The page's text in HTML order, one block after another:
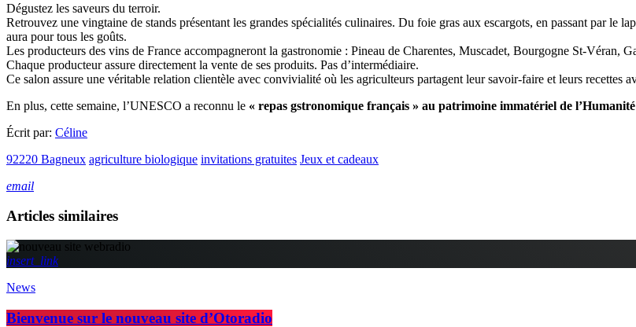
Dégustez les saveurs du terroir.
Retrouvez une vingtaine de stands présentant les grandes spécialités culinaires. Du foie gras aux escargots, en passant par le
aura pour tous les goûts.
Les producteurs des vins de France accompagneront la gastronomie : Pineau de Charentes, Muscadet, Bourgogne St-Véran,
Chaque producteur assure directement la vente de ses produits. Pas d’intermédiaire.
Ce salon assure une véritable relation clientèle avec convivialité où les agriculteurs partagent leur savoir-faire et leurs recettes
En plus, cette semaine, l’UNESCO a reconnu le « repas gstronomique français » au patrimoine immatériel de l’Humanité
Écrit par: Céline
92220 Bagneux agriculture biologique invitations gratuites Jeux et cadeaux
email
Articles similaires
insert_link
News
Bienvenue sur le nouveau site d’Otoradio